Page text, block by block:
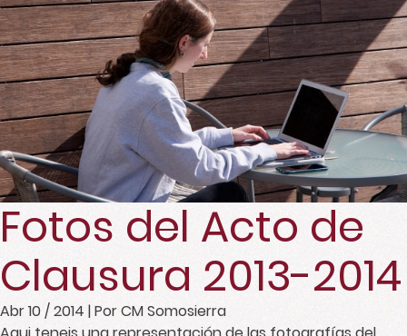
Fotos del Acto de
Clausura 2013-2014
Abr 10 / 2014 | Por CM Somosierra